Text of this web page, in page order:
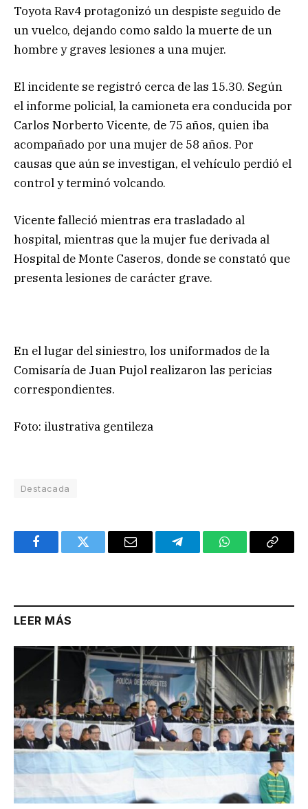
Toyota Rav4 protagonizó un despiste seguido de
un vuelco, dejando como saldo la muerte de un
hombre y graves lesiones a una mujer.
El incidente se registró cerca de las 15.30. Según
el informe policial, la camioneta era conducida por
Carlos Norberto Vicente, de 75 años, quien iba
acompañado por una mujer de 58 años. Por
causas que aún se investigan, el vehículo perdió el
control y terminó volcando.
Vicente falleció mientras era trasladado al
hospital, mientras que la mujer fue derivada al
Hospital de Monte Caseros, donde se constató que
presenta lesiones de carácter grave.
En el lugar del siniestro, los uniformados de la
Comisaría de Juan Pujol realizaron las pericias
correspondientes.
Foto: ilustrativa gentileza
Destacada
FacebookTwitter Email TelegramWhatsAppCopy
LEER MÁS